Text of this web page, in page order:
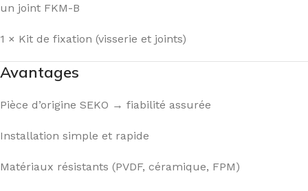
un joint FKM-B
1 × Kit de fixation (visserie et joints)
Avantages
Pièce d’origine SEKO → fiabilité assurée
Installation simple et rapide
Matériaux résistants (PVDF, céramique, FPM)